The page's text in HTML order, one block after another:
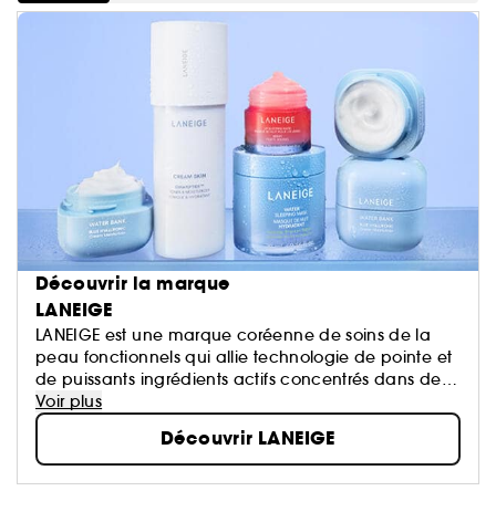
Découvrir la marque
LANEIGE
LANEIGE est une marque coréenne de soins de la
peau fonctionnels qui allie technologie de pointe et
de puissants ingrédients actifs concentrés dans des
soins aux formules efficaces et pour tous.
Voir plus
Découvrir LANEIGE